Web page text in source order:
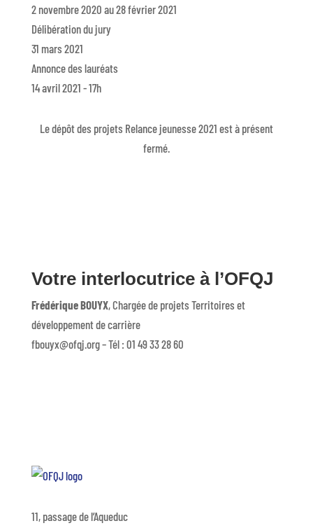
2 novembre 2020 au 28 février 2021
Délibération du jury
31 mars 2021
Annonce des lauréats
14 avril 2021 - 17h
Le dépôt des projets Relance jeunesse 2021 est à présent
fermé.
Votre interlocutrice à l’OFQJ
Frédérique BOUYX, Chargée de projets Territoires et
développement de carrière
fbouyx@ofqj.org – Tél : 01 49 33 28 60
11, passage de l’Aqueduc